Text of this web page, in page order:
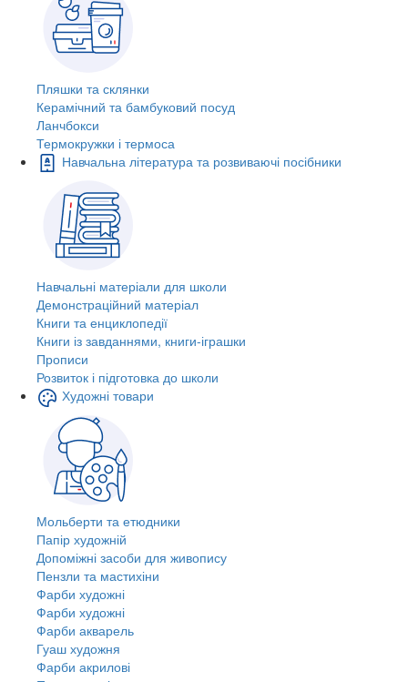
Пляшки та склянки
Керамічний та бамбуковий посуд
Ланчбокси
Термокружки і термоса
Навчальна література та розвиваючі посібники
Навчальні матеріали для школи
Демонстраційний матеріал
Книги та енциклопедії
Книги із завданнями, книги-іграшки
Прописи
Розвиток і підготовка до школи
Художні товари
Мольберти та етюдники
Папір художній
Допоміжні засоби для живопису
Пензли та мастихіни
Фарби художні
Фарби художні
Фарби акварель
Гуаш художня
Фарби акрилові